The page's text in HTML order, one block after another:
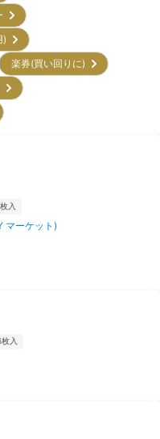
)
楽券(買い回りに)
)
枚入
マーケット)
枚入